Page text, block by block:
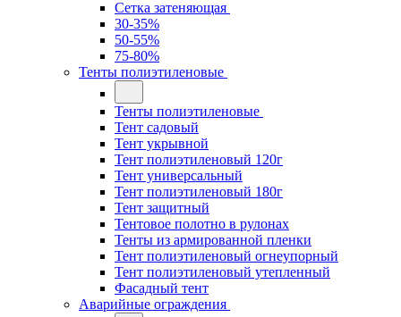
Сетка затеняющая
30-35%
50-55%
75-80%
Тенты полиэтиленовые
Тенты полиэтиленовые
Тент садовый
Тент укрывной
Тент полиэтиленовый 120г
Тент универсальный
Тент полиэтиленовый 180г
Тент защитный
Тентовое полотно в рулонах
Тенты из армированной пленки
Тент полиэтиленовый огнеупорный
Тент полиэтиленовый утепленный
Фасадный тент
Аварийные ограждения